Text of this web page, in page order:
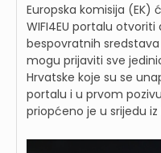
Europska komisija
WIFI4EU portalu
bespovratnih sredstava
mogu prijaviti sve
Hrvatske koje su se
portalu i u prvom
priopćeno je u srijedu iz